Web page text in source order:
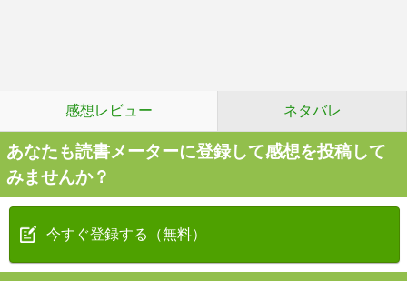
感想レビュー ネタバレ
あなたも読書メーターに登録して感想を投稿して
みませんか？
今すぐ登録する（無料）